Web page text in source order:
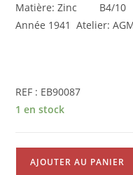
Matière: Zinc B4/10
Année
REF : EB90087
1 en stock
AJOUTER AU PANIER